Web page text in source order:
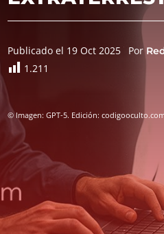
Publicado el 19 Oct 2025 Por
1.211
© Imagen: GPT-5. Edición: